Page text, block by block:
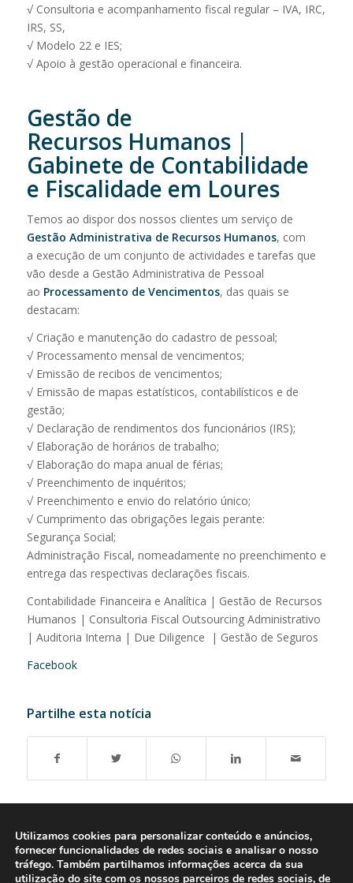
√ Consultoria e acompanhamento fiscal regular – IVA, IRC,
IRS, SS,
√ Modelo 22 e IES;
√ Apoio à gestão operacional e financeira.
Gestão de
Recursos Humanos |
Gabinete de Contabilidade
e Fiscalidade em Loures
Temos ao dispor dos nossos clientes um serviço de
Gestão Administrativa de Recursos Humanos, com
a execução de um conjunto de actividades e tarefas que
vão desde a Gestão Administrativa de Pessoal
ao Processamento de Vencimentos, das quais se
destacam:
√ Criação e manutenção do cadastro de pessoal;
√ Processamento mensal de vencimentos;
√ Emissão de recibos de vencimentos;
√ Emissão de mapas estatísticos, contabilísticos e de
gestão;
√ Declaração de rendimentos dos funcionários (IRS);
√ Elaboração de horários de trabalho;
√ Elaboração do mapa anual de férias;
√ Preenchimento de inquéritos;
√ Preenchimento e envio do relatório único;
√ Cumprimento das obrigações legais perante:
Segurança Social;
Administração Fiscal, nomeadamente no preenchimento e
entrega das respectivas declarações fiscais.
Contabilidade Financeira e Analítica | Gestão de Recursos
Humanos | Consultoria Fiscal Outsourcing Administrativo
| Auditoria Interna | Due Diligence | Gestão de Seguros
Facebook
Partilhe esta notícia
Utilizamos cookies para personalizar conteúdo e anúncios,
fornecer funcionalidades de redes sociais e analisar o nosso
tráfego. Também partilhamos informações acerca da sua
utilização do site com os nossos parceiros de redes sociais, de